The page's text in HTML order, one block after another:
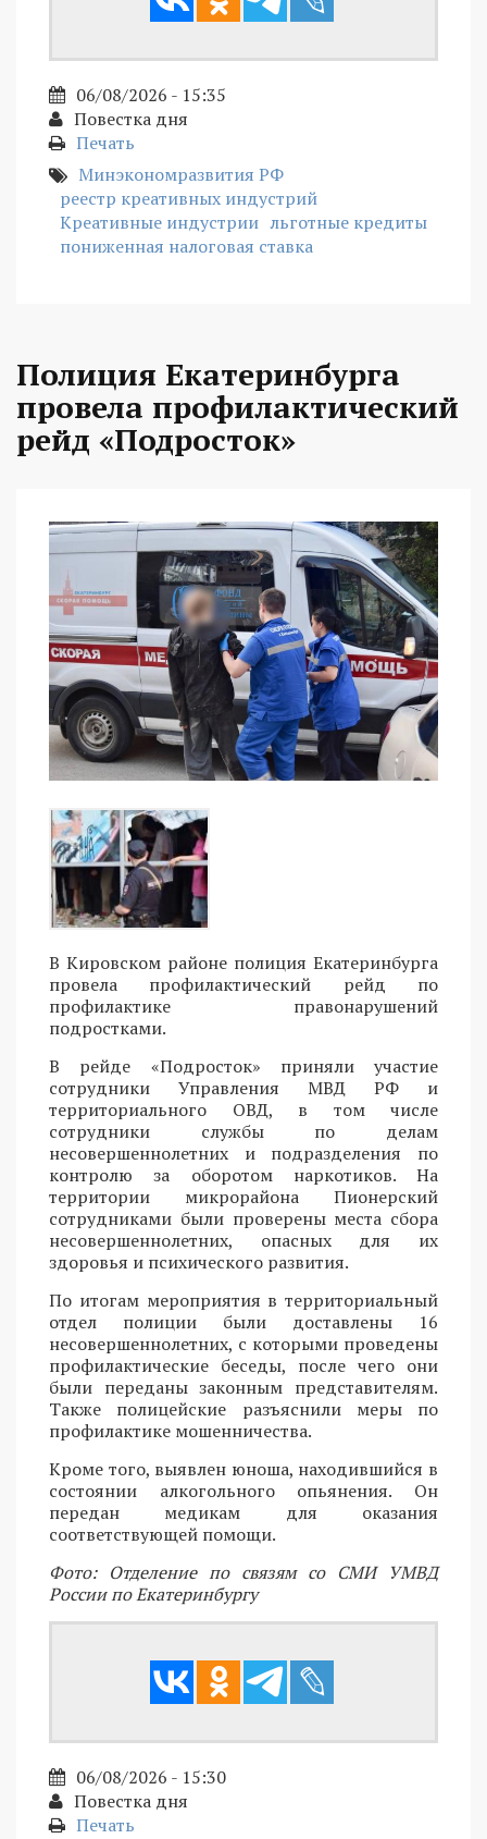
06/08/2026 - 15:35
Повестка дня
Печать
Минэкономразвития РФ
реестр креативных индустрий
Креативные индустрии льготные кредиты
пониженная налоговая ставка
Полиция Екатеринбурга
провела профилактический
рейд «Подросток»
В Кировском районе полиция Екатеринбурга
провела профилактический рейд по
профилактике правонарушений
подростками.
В рейде «Подросток» приняли участие
сотрудники Управления МВД РФ и
территориального ОВД, в том числе
сотрудники службы по делам
несовершеннолетних и подразделения по
контролю за оборотом наркотиков. На
территории микрорайона Пионерский
сотрудниками были проверены места сбора
несовершеннолетних, опасных для их
здоровья и психического развития.
По итогам мероприятия в территориальный
отдел полиции были доставлены 16
несовершеннолетних, с которыми проведены
профилактические беседы, после чего они
были переданы законным представителям.
Также полицейские разъяснили меры по
профилактике мошенничества.
Кроме того, выявлен юноша, находившийся в
состоянии алкогольного опьянения. Он
передан медикам для оказания
соответствующей помощи.
Фото: Отделение по связям со СМИ УМВД
России по Екатеринбургу
06/08/2026 - 15:30
Повестка дня
Печать